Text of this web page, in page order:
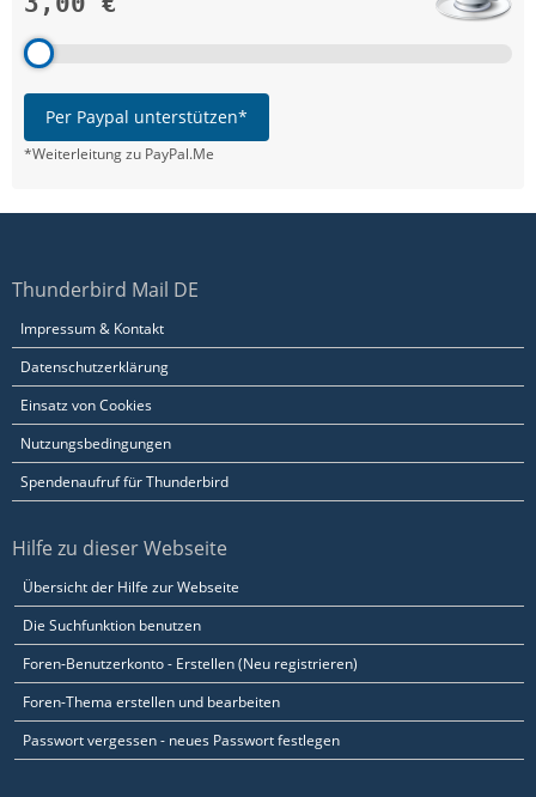
Per Paypal unterstützen*
*Weiterleitung zu PayPal.Me
Thunderbird Mail DE
Impressum & Kontakt
Datenschutzerklärung
Einsatz von Cookies
Nutzungsbedingungen
Spendenaufruf für Thunderbird
Hilfe zu dieser Webseite
Übersicht der Hilfe zur Webseite
Die Suchfunktion benutzen
Foren-Benutzerkonto - Erstellen (Neu registrieren)
Foren-Thema erstellen und bearbeiten
Passwort vergessen - neues Passwort festlegen